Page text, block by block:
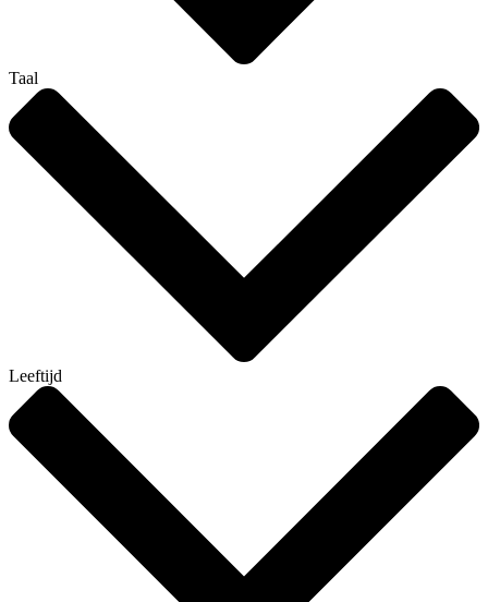
Taal
Leeftijd